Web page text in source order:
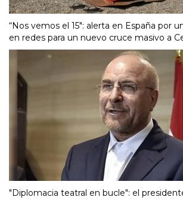
“Nos vemos el 15″: alerta en España por
en redes para un nuevo cruce masivo a
"Diplomacia teatral en bucle": el